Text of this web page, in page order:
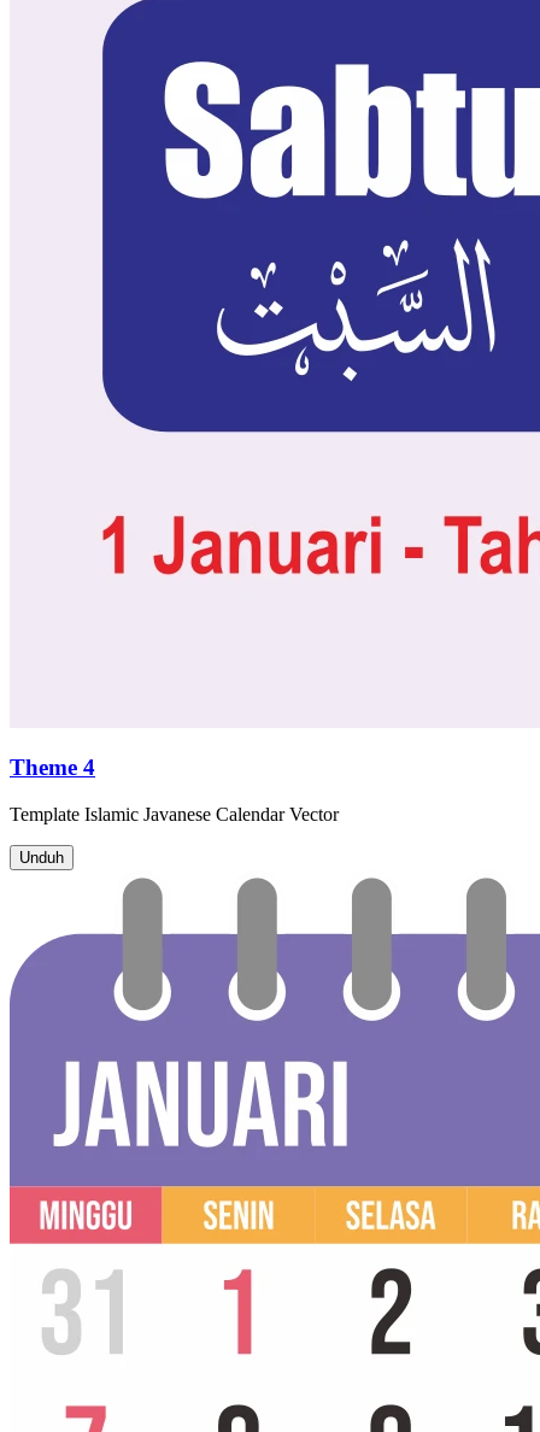
Theme 4
Template Islamic Javanese CalendarVector
Unduh